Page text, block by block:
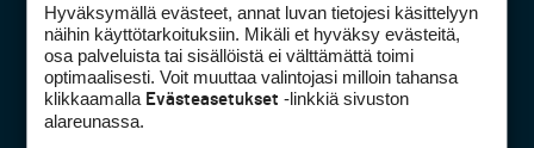
Golfpiste mediakortti
Hyväksymällä evästeet, annat luvan tietojesi käsittelyyn
näihin käyttötarkoituksiin. Mikäli et hyväksy evästeitä,
osa palveluista tai sisällöistä ei välttämättä toimi
optimaalisesti. Voit muuttaa valintojasi milloin tahansa
klikkaamalla Evästeasetukset -linkkiä sivuston
alareunassa.